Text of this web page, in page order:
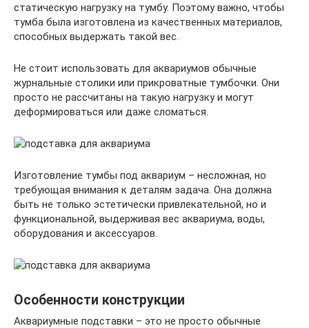
статическую нагрузку на тумбу. Поэтому важно, чтобы
тумба была изготовлена из качественных материалов,
способных выдержать такой вес.
Не стоит использовать для аквариумов обычные
журнальные столики или прикроватные тумбочки. Они
просто не рассчитаны на такую нагрузку и могут
деформироваться или даже сломаться.
Изготовление тумбы под аквариум – несложная, но
требующая внимания к деталям задача. Она должна
быть не только эстетически привлекательной, но и
функциональной, выдерживая вес аквариума, воды,
оборудования и аксессуаров.
Особенности конструкции
Аквариумные подставки – это не просто обычные